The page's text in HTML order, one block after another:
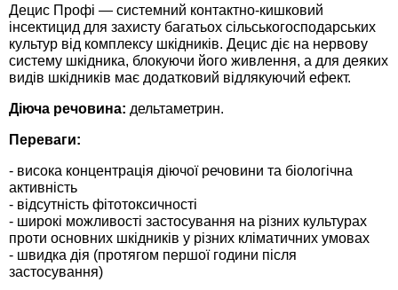
Децис Профі — системний контактно-кишковий
інсектицид для захисту багатьох сільськогосподарських
культур від комплексу шкідників. Децис діє на нервову
систему шкідника, блокуючи його живлення, а для деяких
видів шкідників має додатковий відлякуючий ефект.
Діюча речовина: дельтаметрин.
Переваги:
- висока концентрація діючої речовини та біологічна
активність
- відсутність фітотоксичності
- широкі можливості застосування на різних культурах
проти основних шкідників у різних кліматичних умовах
- швидка дія (протягом першої години після
застосування)
Семена сидератов
Семена табака
Семена томатов
Семена газонной травы
Семена тыквы, патиссона
Семена укропа
Семена фасоли
Средства защиты от мух
Средства защиты от моли
Средства защиты от кротов
Средства защиты от грызунов
Препараты для септиков, выгребных ям и
дачных туалетов, биодеструкторы